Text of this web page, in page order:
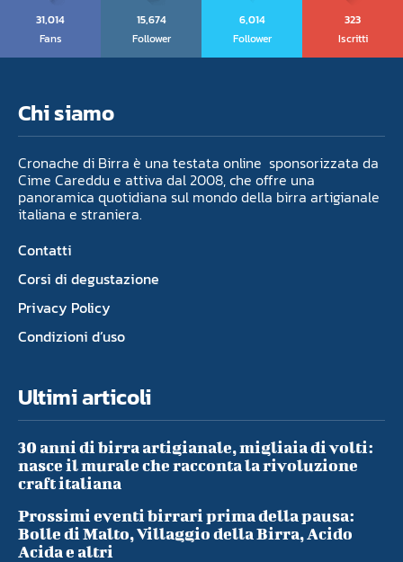
31,014
Fans
15,674
Follower
6,014
Follower
323
Iscritti
Chi siamo
Cronache di Birra è una testata online sponsorizzata da
Cime Careddu e attiva dal 2008, che offre una
panoramica quotidiana sul mondo della birra artigianale
italiana e straniera.
Contatti
Corsi di degustazione
Privacy Policy
Condizioni d’uso
Ultimi articoli
30 anni di birra artigianale, migliaia di volti:
nasce il murale che racconta la rivoluzione
craft italiana
Prossimi eventi birrari prima della pausa:
Bolle di Malto, Villaggio della Birra, Acido
Acida e altri